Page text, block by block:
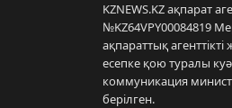
KZNEWS.KZ ақпарат
№KZ64VPY00084819
ақпараттық
есепке қою туралы
коммуникация
берілген.